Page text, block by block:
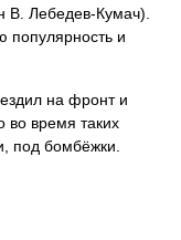
В. Лебедев-Кумач).
популярность и
на фронт и
во время таких
под бомбёжки.